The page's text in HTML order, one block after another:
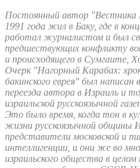
Постоянный автор
1991 года жил в Баку, где в
работал журналистом и был
предшествующих конфликту
и происходящего в Сумгаите,
Очерк "Нагорный Карабах:
бакинского еврея" был написан
переезда автора в Израиль и
израильской русскоязычной
Это было время, когда тон в
жизни русскоязычной общины
представители московской и
интеллигенции, и они же во
израильского общества в